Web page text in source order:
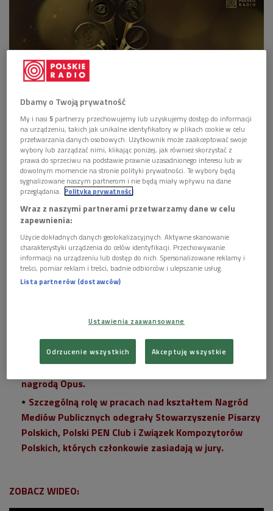
Nagrody Mediów Publicznych 2022 Foto: Polskie Radio
Nagrody Mediów Publicznych są przyznawane przez
Telewizję Polską, Polską Agencję Prasową i Polskie
Radio.
Pierwszy raz te nagrody wręczono w 2008 roku, a
w 2019 roku, z inicjatywy Krzysztofa Czabańskiego,
przywrócono ideę przyznawania nagród w
kategoriach: Obraz, Muzyka i Słowo. Od kilku lat
przyznawana jest również Nagroda Specjalna,
a w 2021 roku wprowadzono nową kategorię główną -
regionalne Polskiego Radia.
Publiczni nadawcy pierwotnie honorowali w ten
sposób twórców literatury pięknej - nagrodą Cogito -
oraz twórców współczesnej muzyki poważnej -
nagrodą Opus.
Szczególną rolę w pracach nad kształtem Nagród
Mediów Publicznych odegrały Stowarzyszenie Pisarzy
Polskich, Polski PEN Club i Związek Kompozytorów
Polskich, których członkowie zasiadają w jury.
ZOBACZ WIDEO:
Dbamy o Twoją prywatność
My i nasi5 partnerzy przechowujemy lub uzyskujemy dostęp do informacji
na urządzeniu, takich jak unikalne identyfikatory w plikach cookie w celu
przetwarzania danych osobowych. Użytkownik może zaakceptować swoje
wybory lub zarządzać nimi, klikając poniżej, jak również skorzystać z
prawa do sprzeciwu na podstawie prawnie uzasadnionego interesu lub w
dowolnym momencie na stronie polityki prywatności. Te wybory będą
sygnalizowane naszym partnerom i nie będą miały wpływu na dane
przeglądania. Polityka prywatności
Wraz z naszymi partnerami przetwarzamy dane w celu
zapewnienia:
Użycie dokładnych danych geolokalizacyjnych. Aktywne skanowanie
charakterystyki urządzenia do celów identyfikacji. Przechowywanie
informacji na urządzeniu lub dostęp do nich. Spersonalizowane reklamy i
treści, pomiar reklam i treści, badnie odbiorców i ulepszanie usług.
Lista partnerów (dostawców)
Ustawienia zaawansowane
Odrzucenie wszystkich Akceptuję wszystkie